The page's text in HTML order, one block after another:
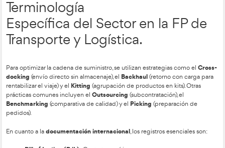
Tabla de contenidos
Interpretación Exacta de la
Terminología
Específica del Sector en la
Transporte y Logística.